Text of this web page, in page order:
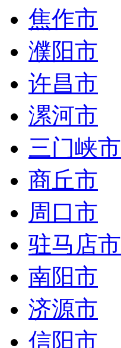
焦作市
濮阳市
许昌市
漯河市
三门峡市
商丘市
周口市
驻马店市
南阳市
济源市
信阳市